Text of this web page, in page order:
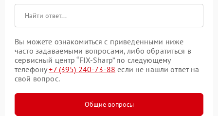
Вы можете ознакомиться с приведенными ниже
часто задаваемыми вопросами, либо обратиться в
сервисный центр “FIX-Sharp” по следующему
телефону+7 (395) 240-73-88 если не нашли ответ на
свой вопрос.
Общие вопросы